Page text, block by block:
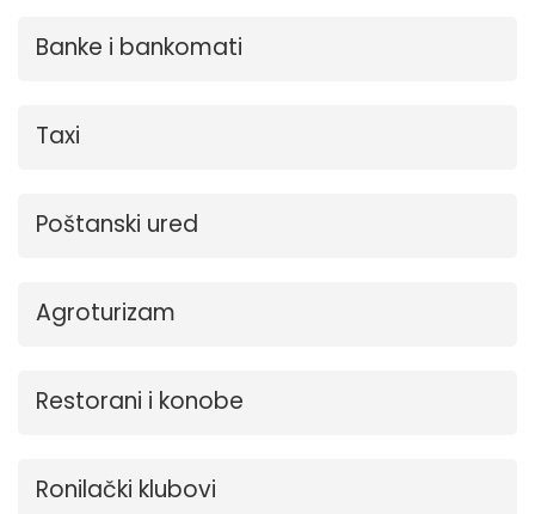
Banke i bankomati
Taxi
Poštanski ured
Agroturizam
Restorani i konobe
Ronilački klubovi